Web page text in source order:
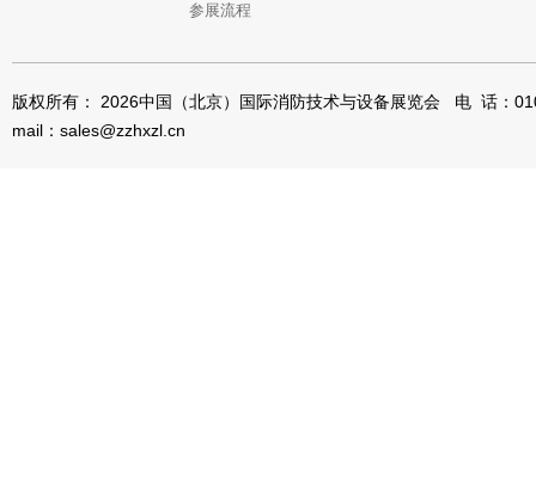
参展流程
版权所有： 2026中国（北京）国际消防技术与设备展览会 电 话
mail：sales@zzhxzl.cn